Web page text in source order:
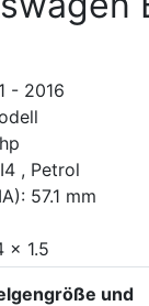
- 2016
, Petrol
57.1 mm
x 1.5
und